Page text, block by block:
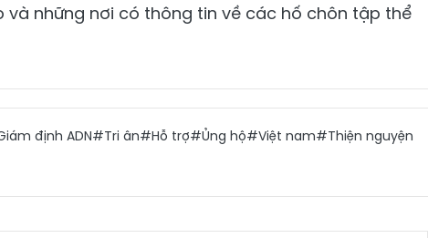
và những nơi có thông tin về các hố chôn tập thể
định ADN#Tri ân#Hỗ trợ#Ủng hộ#Việt nam#Thiện nguyện